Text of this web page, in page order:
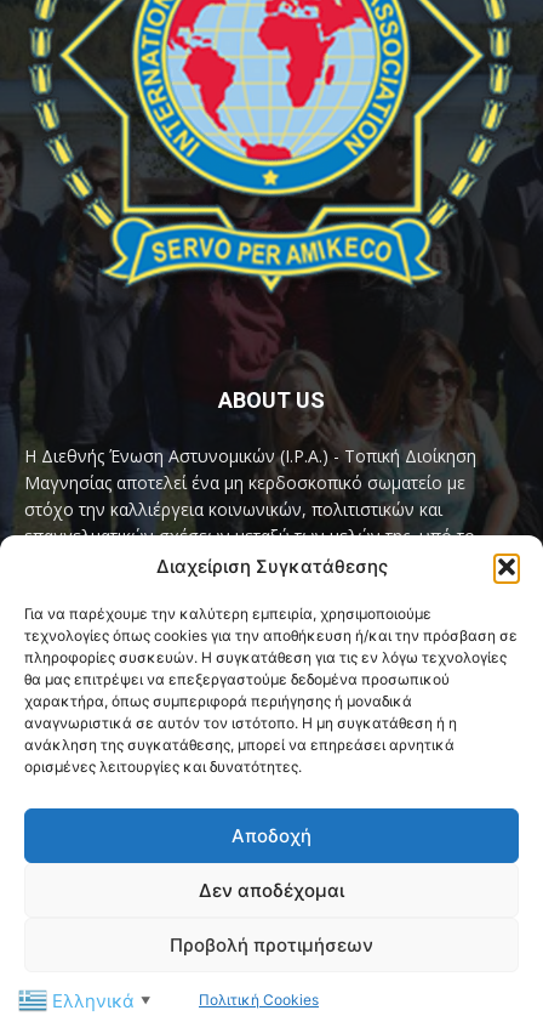
Διαχείριση Συγκατάθεσης
Για να παρέχουμε την καλύτερη εμπειρία, χρησιμοποιούμε
τεχνολογίες όπως cookies για την αποθήκευση ή/και την πρόσβαση σε
πληροφορίες συσκευών. Η συγκατάθεση για τις εν λόγω τεχνολογίες
θα μας επιτρέψει να επεξεργαστούμε δεδομένα προσωπικού
χαρακτήρα, όπως συμπεριφορά περιήγησης ή μοναδικά
αναγνωριστικά σε αυτόν τον ιστότοπο. Η μη συγκατάθεση ή η
ανάκληση της συγκατάθεσης, μπορεί να επηρεάσει αρνητικά
ορισμένες λειτουργίες και δυνατότητες.
Αποδοχή
Δεν αποδέχομαι
Προβολή προτιμήσεων
Πολιτική Cookies
ABOUT US
Η Διεθνής Ένωση Αστυνομικών (I.P.A.) - Τοπική Διοίκηση
Μαγνησίας αποτελεί ένα μη κερδοσκοπικό σωματείο με
στόχο την καλλιέργεια κοινωνικών, πολιτιστικών και
επαγγελματικών σχέσεων μεταξύ των μελών της, υπό το
παγκόσμιο σύνθημα «Servo per Amikeco» (Υπηρετώ δια της
Contact us:ipamagnesia@gmail.com
FOLLOW US
@2026 I.P.A. Magnesia by paggus
Privacy & Terms Page
Επικοινωνία
Ελληνικά ▼